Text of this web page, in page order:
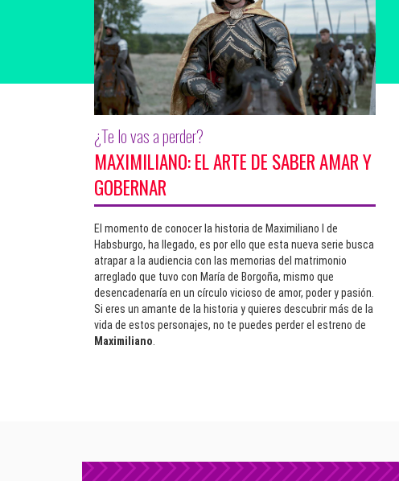
¿Te lo vas a perder?
MAXIMILIANO: EL ARTE DE SABER AMAR Y
GOBERNAR
El momento de conocer la historia de Maximiliano I de
Habsburgo, ha llegado, es por ello que esta nueva serie busca
atrapar a la audiencia con las memorias del matrimonio
arreglado que tuvo con María de Borgoña, mismo que
desencadenaría en un círculo vicioso de amor, poder y pasión.
Si eres un amante de la historia y quieres descubrir más de la
vida de estos personajes, no te puedes perder el estreno de
Maximiliano